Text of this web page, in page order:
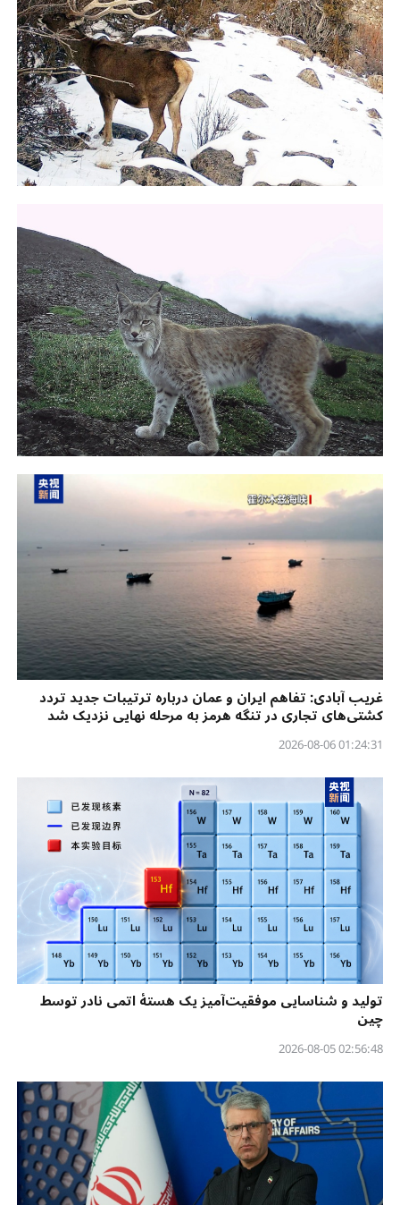
غریب آبادی: تفاهم ایران و عمان درباره ترتیبات جدید تردد
کشتی‌های تجاری در تنگه هرمز به مرحله نهایی نزدیک شد
01:24:31 2026-08-06
تولید و شناسایی موفقیت‌آمیز یک هستهٔ اتمی نادر توسط
چین
02:56:48 2026-08-05